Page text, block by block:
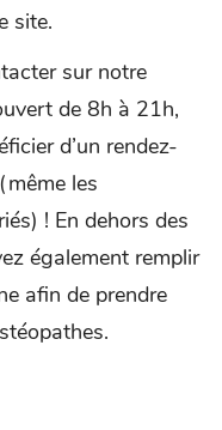
site.
sur notre
de 8h à 21h,
d’un rendez-
les
! En dehors des
également remplir
afin de prendre